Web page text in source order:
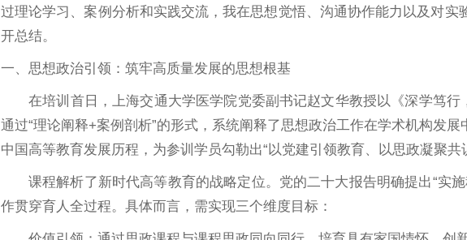
过理论学习、案例分析和实践交流，我在思想觉悟、沟通协作能力以及对
开总结。
一、思想政治引领：筑牢高质量发展的思想根基
在培训首日，上海交通大学医学院党委副书记赵文华教授以《深学笃
通过“理论阐释+案例剖析”的形式，系统阐释了思想政治工作在学术机构发
中国高等教育发展历程，为参训学员勾勒出“以党建引领教育、以思政凝聚共
课程解析了新时代高等教育的战略定位。党的二十大报告明确提出“实
作贯穿育人全过程。具体而言，需实现三个维度目标：